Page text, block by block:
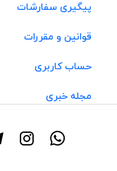
پیگیری سفارشات
قوانین و مقررات
حساب کاربری
مجله خبری